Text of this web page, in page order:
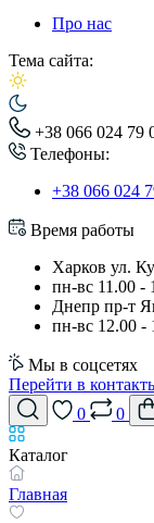
Про нас
Тема сайта:
+38 066 024 79
Телефоны:
+38 066 024
Время работы
Харков ул.
пн-вс 11.00 -
Днепр пр-т
пн-вс 12.00 -
Мы в соцсетях
Перейти в
0
0
Каталог
Главная